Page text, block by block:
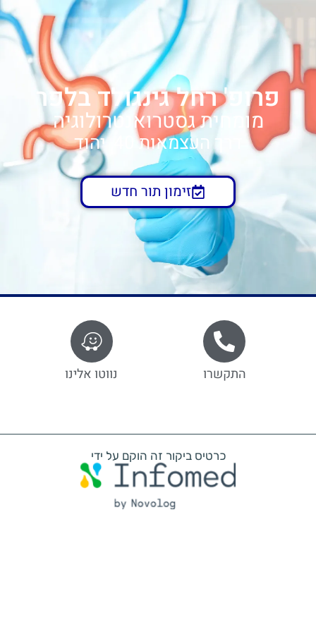
פרופ' רחל גינגולד בלפר
מומחית גסטרואנטרולוגיה
דרך העצמאות 40, יהוד
זימון תור חדש
התקשרו נווטו אלינו
כרטיס ביקור זה הוקם על ידי